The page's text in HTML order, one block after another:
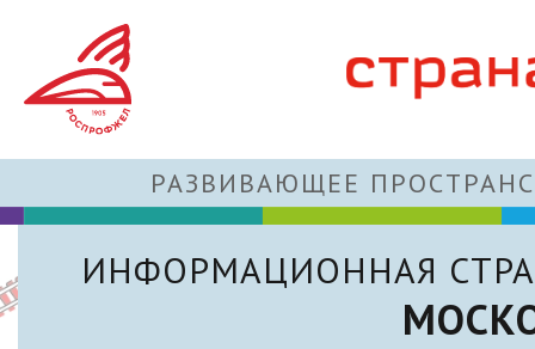
РАЗВИВАЮЩЕЕ
ИНФОРМАЦИОННАЯ